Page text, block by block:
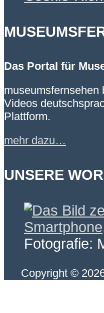
Das Portal für
museumsfernsehen
Videos
Plattform.
mehr dazu…
UNSERE
Fotografie:
Copyright ©